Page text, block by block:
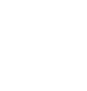
Литвы и мира на